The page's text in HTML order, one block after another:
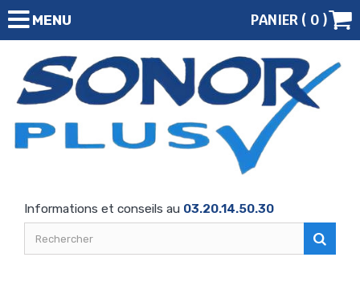
MENU PANIER ( 0 )
Informations et conseils au 03.20.14.50.30